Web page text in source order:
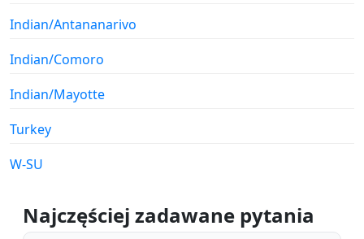
Indian/Antananarivo
Indian/Comoro
Indian/Mayotte
Turkey
W-SU
Najczęściej zadawane pytania